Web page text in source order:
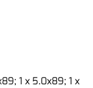
1 x 5.0x89; 1 x